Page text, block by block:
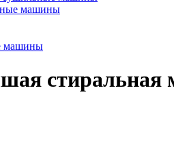
машины
машины
стиральная